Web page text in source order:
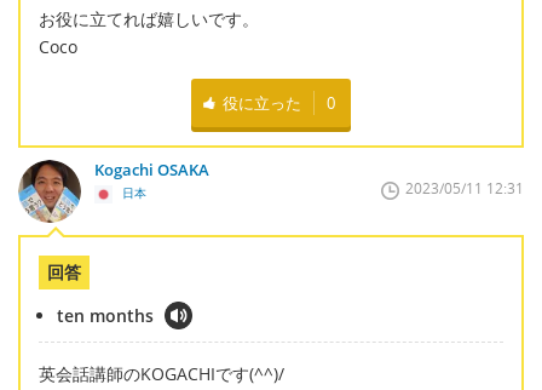
お役に立てれば嬉しいです。
Coco
役に立った 0
Kogachi OSAKA
日本 2023/05/11 12:31
回答
ten months
英会話講師のKOGACHIです(^^)/